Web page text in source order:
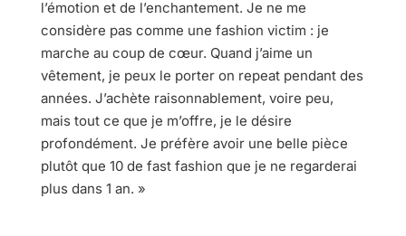
l’émotion et de l’enchantement. Je ne me
considère pas comme une fashion victim : je
marche au coup de cœur. Quand j’aime un
vêtement, je peux le porter on repeat pendant des
années. J’achète raisonnablement, voire peu,
mais tout ce que je m’offre, je le désire
profondément. Je préfère avoir une belle pièce
plutôt que 10 de fast fashion que je ne regarderai
plus dans 1 an. »